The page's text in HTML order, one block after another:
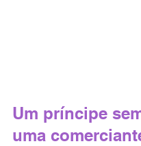
Um príncipe
uma